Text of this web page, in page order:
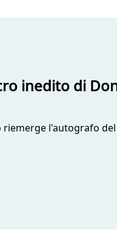
inedito di
l'autografo